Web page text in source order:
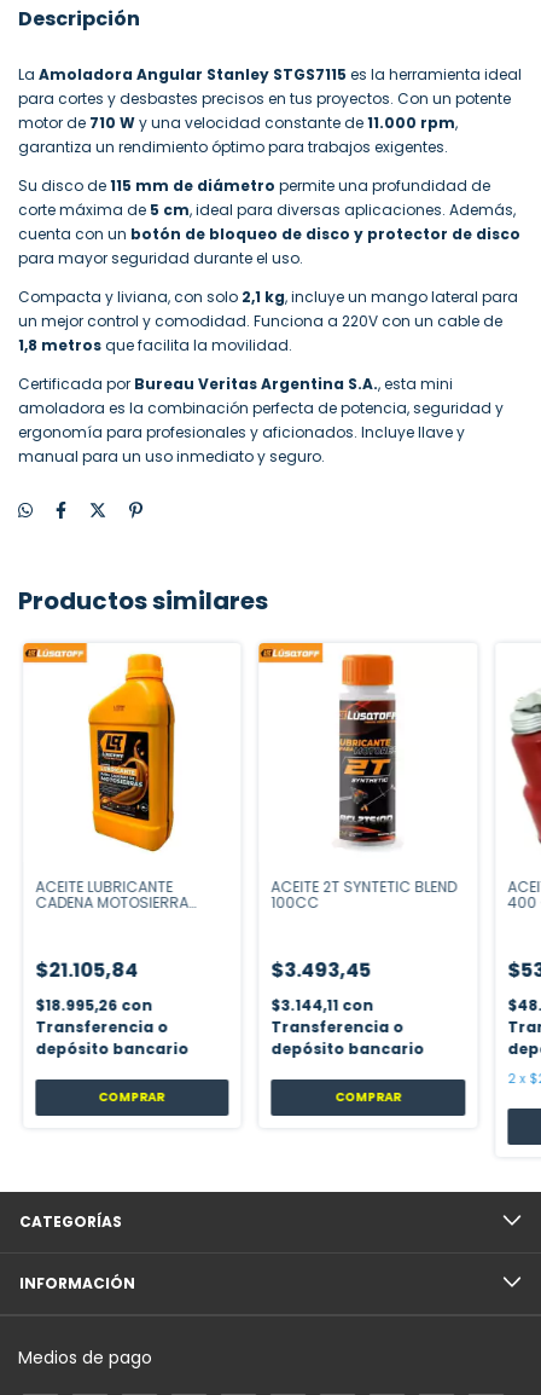
Descripción
La Amoladora Angular Stanley STGS7115 es la herramienta ideal
para cortes y desbastes precisos en tus proyectos. Con un potente
motor de 710 Wy una velocidad constante de11.000 rpm,
garantiza un rendimiento óptimo para trabajos exigentes.
Su disco de115 mm de diámetro permite una profundidad de
corte máxima de 5 cm, ideal para diversas aplicaciones. Además,
cuenta con un botón de bloqueo de disco y protector de disco
para mayor seguridad durante el uso.
Compacta y liviana, con solo 2,1 kg, incluye un mango lateral para
un mejor control y comodidad. Funciona a 220V con un cable de
1,8 metrosque facilita la movilidad.
Certificada por Bureau Veritas Argentina S.A., esta mini
amoladora es la combinación perfecta de potencia, seguridad y
ergonomía para profesionales y aficionados. Incluye llave y
manual para un uso inmediato y seguro.
Productos similares
ACEITE LUBRICANTE
CADENA MOTOSIERRA
$21.105,84
$18.995,26 con
Transferencia o
depósito bancario
COMPRAR
ACEITE 2T SYNTETIC BLEND
100CC
$3.493,45
$3.144,11 con
Transferencia o
depósito bancario
COMPRAR
400
2 x
CATEGORÍAS
INFORMACIÓN
Medios de pago